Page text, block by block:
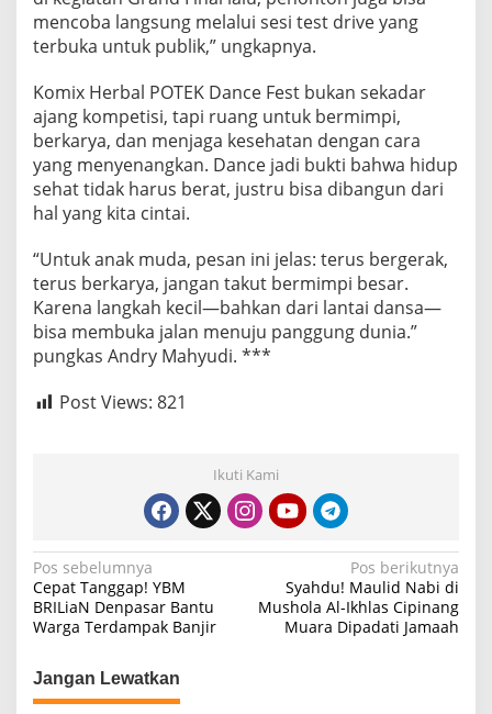
mencoba langsung melalui sesi test drive yang
terbuka untuk publik,” ungkapnya.
Komix Herbal POTEK Dance Fest bukan sekadar
ajang kompetisi, tapi ruang untuk bermimpi,
berkarya, dan menjaga kesehatan dengan cara
yang menyenangkan. Dance jadi bukti bahwa hidup
sehat tidak harus berat, justru bisa dibangun dari
hal yang kita cintai.
“Untuk anak muda, pesan ini jelas: terus bergerak,
terus berkarya, jangan takut bermimpi besar.
Karena langkah kecil—bahkan dari lantai dansa—
bisa membuka jalan menuju panggung dunia.”
pungkas Andry Mahyudi. ***
Post Views: 821
Ikuti Kami
N
a
v
i
g
Pos sebelumnya
Cepat Tanggap! YBM
BRILiaN Denpasar Bantu
Warga Terdampak Banjir
Pos berikutnya
Syahdu! Maulid Nabi di
Mushola Al-Ikhlas Cipinang
Muara Dipadati Jamaah
Jangan Lewatkan